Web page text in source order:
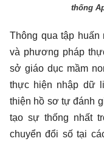
thống
Thông qua tập huấn
và phương pháp
sở giáo dục mầm
thực hiện nhập dữ
thiện hồ sơ tự đánh
tạo sự thống nhất
chuyển đổi số tại